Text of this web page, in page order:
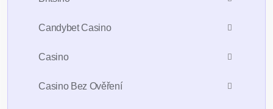
Candybet Casino
Casino
Casino Bez Ověření